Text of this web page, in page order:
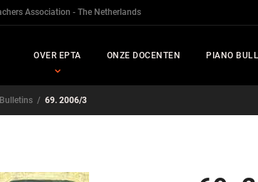
Association - The Netherlands
OVER EPTA ONZE DOCENTEN PIANO
Bulletins / 69. 2006/3